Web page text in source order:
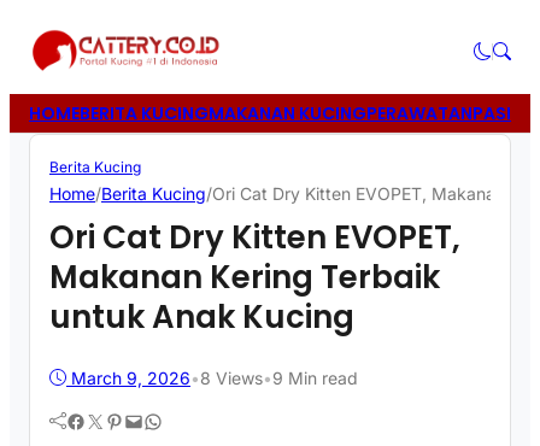
HOMEBERITA KUCINGMAKANAN KUCINGPERAWATANPASIR
Berita Kucing
Home/Berita Kucing/Ori Cat Dry Kitten EVOPET, Makanan
Ori Cat Dry Kitten EVOPET,
Makanan Kering Terbaik
untuk Anak Kucing
March 9, 2026•8 Views•9 Min read
Facebook Twitter Pinterest Mail WhatsApp